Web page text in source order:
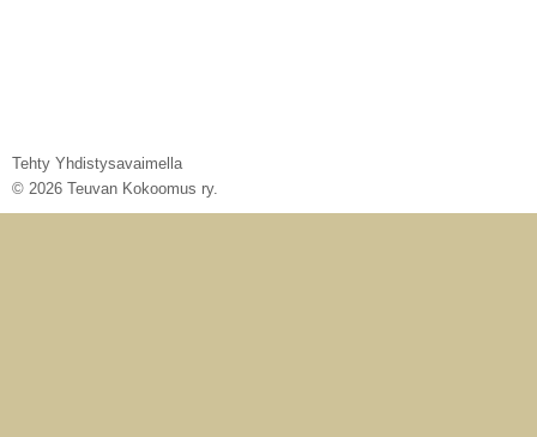
Tehty Yhdistysavaimella
© 2026 Teuvan Kokoomus ry.